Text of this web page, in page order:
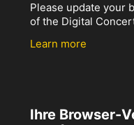
Please update your
of the Digital
Learn more
Ihre Browser-